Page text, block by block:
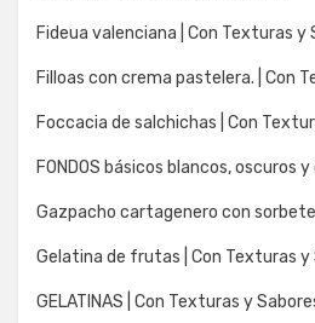
Fideua valenciana | Con Texturas y
Filloas con crema pastelera. | Con
Foccacia de salchichas | Con
FONDOS básicos blancos, oscuros
Gazpacho cartagenero con
Gelatina de frutas | Con Texturas y
GELATINAS | Con Texturas y